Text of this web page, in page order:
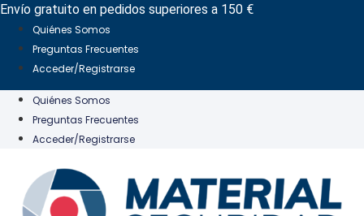
Ir
contenido
Envío gratuito en pedidos superiores a 150 €
Quiénes Somos
Preguntas Frecuentes
Acceder/Registrarse
Quiénes Somos
Preguntas Frecuentes
Acceder/Registrarse